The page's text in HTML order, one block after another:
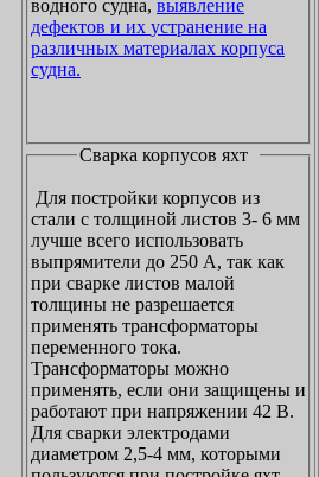
водного судна, выявление
дефектов и их устранение на
различных материалах корпуса
судна.
Сварка корпусов яхт
Для постройки корпусов из
стали с толщиной листов 3- 6 мм
лучше всего использовать
выпрямители до 250 А, так как
при сварке листов малой
толщины не разрешается
применять трансформаторы
переменного тока.
Трансформаторы можно
применять, если они защищены и
работают при напряжении 42 В.
Для сварки электродами
диаметром 2,5-4 мм, которыми